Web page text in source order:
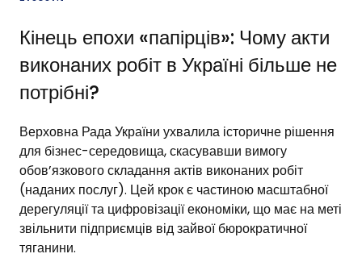
Кінець епохи «папірців»: Чому акти
виконаних робіт в Україні більше не
потрібні?
Верховна Рада України ухвалила історичне рішення
для бізнес-середовища, скасувавши вимогу
обов’язкового складання актів виконаних робіт
(наданих послуг). Цей крок є частиною масштабної
дерегуляції та цифровізації економіки, що має на меті
звільнити підприємців від зайвої бюрократичної
тяганини.